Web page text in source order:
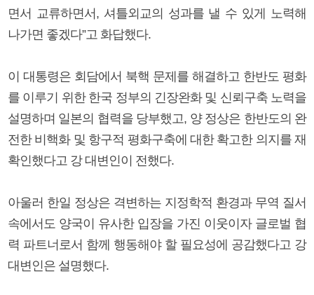
면서 교류하면서, 셔틀외교의 성과를 낼 수 있게 노력해
나가면 좋겠다”고 화답했다.
이 대통령은 회담에서 북핵 문제를 해결하고 한반도 평화
를 이루기 위한 한국 정부의 긴장완화 및 신뢰구축 노력을
설명하며 일본의 협력을 당부했고, 양 정상은 한반도의 완
전한 비핵화 및 항구적 평화구축에 대한 확고한 의지를 재
확인했다고 강 대변인이 전했다.
아울러 한일 정상은 격변하는 지정학적 환경과 무역 질서
속에서도 양국이 유사한 입장을 가진 이웃이자 글로벌 협
력 파트너로서 함께 행동해야 할 필요성에 공감했다고 강
대변인은 설명했다.